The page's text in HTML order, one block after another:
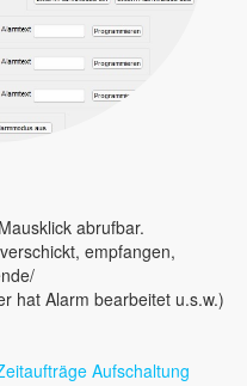
abrufbar.
empfangen,
hat Alarm bearbeitet u.s.w.)